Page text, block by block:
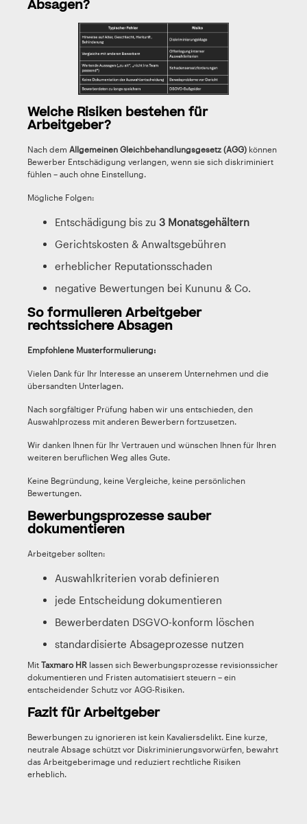
Absagen?
Welche Risiken bestehen für
Arbeitgeber?
Nach dem Allgemeinen Gleichbehandlungsgesetz (AGG) können
Bewerber Entschädigung verlangen, wenn sie sich diskriminiert
fühlen – auch ohne Einstellung.
Mögliche Folgen:
Entschädigung bis zu 3 Monatsgehältern
Gerichtskosten & Anwaltsgebühren
erheblicher Reputationsschaden
negative Bewertungen bei Kununu & Co.
So formulieren Arbeitgeber
rechtssichere Absagen
Empfohlene Musterformulierung:
Vielen Dank für Ihr Interesse an unserem Unternehmen und die
übersandten Unterlagen.
Nach sorgfältiger Prüfung haben wir uns entschieden, den
Auswahlprozess mit anderen Bewerbern fortzusetzen.
Wir danken Ihnen für Ihr Vertrauen und wünschen Ihnen für Ihren
weiteren beruflichen Weg alles Gute.
Keine Begründung, keine Vergleiche, keine persönlichen
Bewertungen.
Bewerbungsprozesse sauber
dokumentieren
Arbeitgeber sollten:
Auswahlkriterien vorab definieren
jede Entscheidung dokumentieren
Bewerberdaten DSGVO-konform löschen
standardisierte Absageprozesse nutzen
Mit Taxmaro HR lassen sich Bewerbungsprozesse revisionssicher
dokumentieren und Fristen automatisiert steuern – ein
entscheidender Schutz vor AGG-Risiken.
Fazit für Arbeitgeber
Bewerbungen zu ignorieren ist kein Kavaliersdelikt. Eine kurze,
neutrale Absage schützt vor Diskriminierungsvorwürfen, bewahrt
das Arbeitgeberimage und reduziert rechtliche Risiken
erheblich.